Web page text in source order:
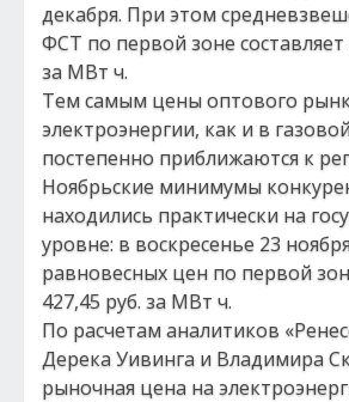
декабря. При этом
ФСТ по первой зоне составляет
за МВт ч.
Тем самым цены оптового
электроэнергии, как и в
постепенно приближаются к
Ноябрьские минимумы
находились практически на
уровне: в воскресенье 23
равновесных цен по первой
427,45 руб. за МВт ч.
По расчетам аналитиков
Дерека Уивинга и Владимира
рыночная цена на